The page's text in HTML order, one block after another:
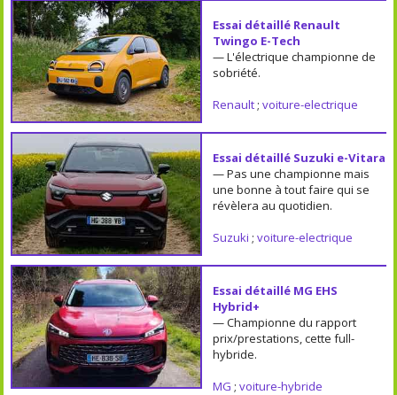
Essai détaillé Renault
Twingo E-Tech
— L'électrique championne de
sobriété.
Renault; voiture-electrique
Essai détaillé Suzuki e-Vitara
— Pas une championne mais
une bonne à tout faire qui se
révèlera au quotidien.
Suzuki ; voiture-electrique
Essai détaillé MG EHS
Hybrid+
— Championne du rapport
prix/prestations, cette full-
hybride.
MG ; voiture-hybride